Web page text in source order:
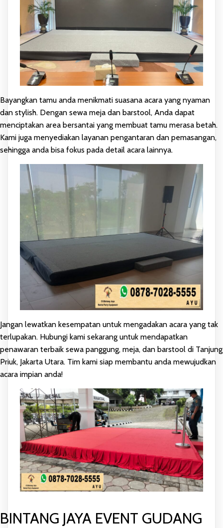
Bayangkan tamu anda menikmati suasana acara yang nyaman
dan stylish. Dengan sewa meja dan barstool, Anda dapat
menciptakan area bersantai yang membuat tamu merasa betah.
Kami juga menyediakan layanan pengantaran dan pemasangan,
sehingga anda bisa fokus pada detail acara lainnya.
Jangan lewatkan kesempatan untuk mengadakan acara yang tak
terlupakan. Hubungi kami sekarang untuk mendapatkan
penawaran terbaik sewa panggung, meja, dan barstool di Tanjung
Priuk, Jakarta Utara. Tim kami siap membantu anda mewujudkan
acara impian anda!
BINTANG JAYA EVENT GUDANG